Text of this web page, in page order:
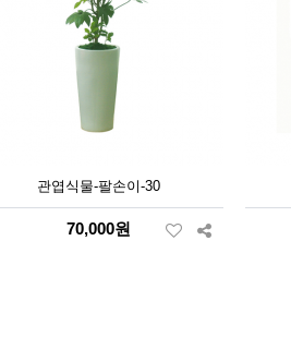
관엽식물-팔손이-30
70,000원